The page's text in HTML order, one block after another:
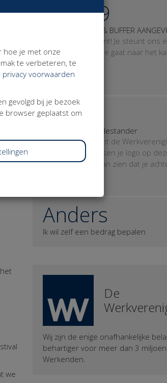
we
€ 99,99
GOED VERDIEND & BUFFER
Tof dat je erbij bent! Je steunt ons
deel van je donatie gaat naar het
iemand anders.
3 donateurs
€ 250
Je wordt mini-Medestander
Geweldig, je steunt de
Festival. We plaatsen je logo op
zodat iedereen kan zien dat je
Anders
Ik wil zelf een bedrag bepalen
De
Wij zijn de enige onafhankelijke
behartiger voor meer dan 3
Werkenden.
hoe je met onze
te verbeteren, te
privacy voorwaarden
gevolgd bij je bezoek
browser geplaatst om